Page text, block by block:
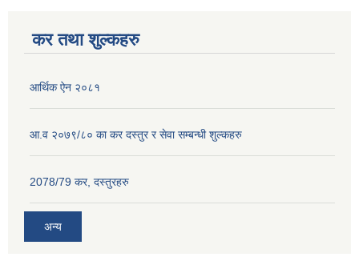
कर तथा शुल्कहरु
आर्थिक ऐन २०८१
आ.व २०७९/८० का कर दस्तुर र सेवा सम्बन्धी शुल्कहरु
2078/79 कर, दस्तुरहरु
अन्य